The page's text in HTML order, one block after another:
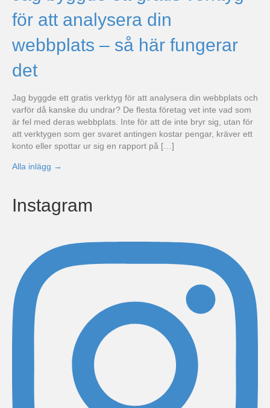
för att analysera din
webbplats – så här fungerar
det
Jag byggde ett gratis verktyg för att analysera din webbplats och
varför då kanske du undrar? De flesta företag vet inte vad som
är fel med deras webbplats. Inte för att de inte bryr sig, utan för
att verktygen som ger svaret antingen kostar pengar, kräver ett
konto eller spottar ur sig en rapport på […]
Alla inlägg →
Instagram